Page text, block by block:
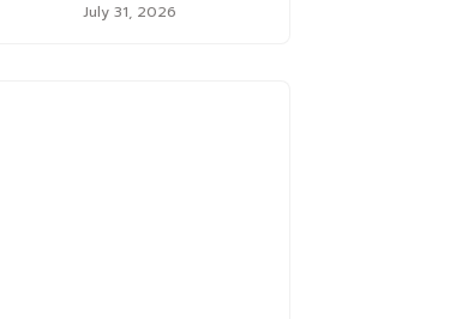
July 31, 2026